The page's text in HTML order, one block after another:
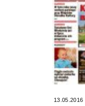
13.05.2016